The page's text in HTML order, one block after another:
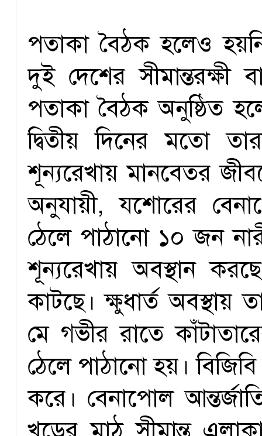
পতাকা বৈঠক হলেও
দুই দেশের সীমান্তরক্ষী
পতাকা বৈঠক অনুষ্ঠিত
দ্বিতীয় দিনের মতো
শূন্যরেখায় মানবেতর
অনুযায়ী, যশোরের
ঠেলে পাঠানো ১০ জন
শূন্যরেখায় অবস্থান
কাটছে। ক্ষুধার্ত
মে গভীর রাতে
ঠেলে পাঠানো হয়।
করে। বেনাপোল